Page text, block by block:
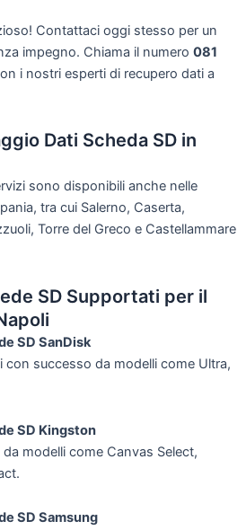
Contattaci oggi stesso per un
impegno. Chiama il numero 081
i nostri esperti di recupero dati a
Dati Scheda SD in
sono disponibili anche nelle
tra cui Salerno, Caserta,
Torre del Greco e Castellammare
SD Supportati per il
SD SanDisk
con successo da modelli come Ultra,
SD Kingston
modelli come Canvas Select,
SD Samsung